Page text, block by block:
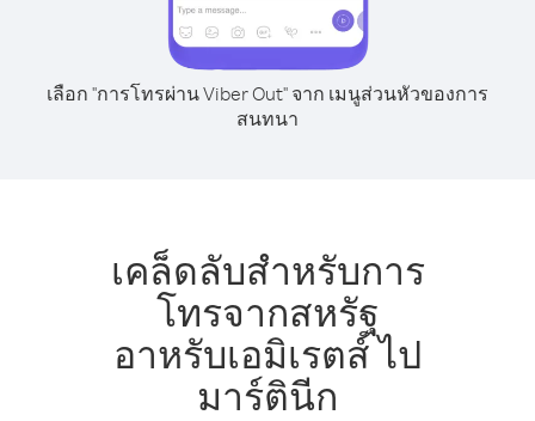
เลือก "การโทรผ่าน Viber Out" จาก เมนูส่วนหัวของการ
สนทนา
เคล็ดลับสำหรับการ
โทรจากสหรัฐ
อาหรับเอมิเรตส์ ไป
มาร์ตินีก